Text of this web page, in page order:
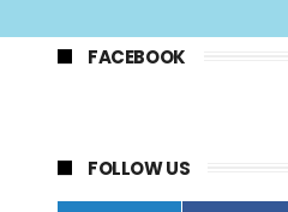
FACEBOOK
FOLLOW US